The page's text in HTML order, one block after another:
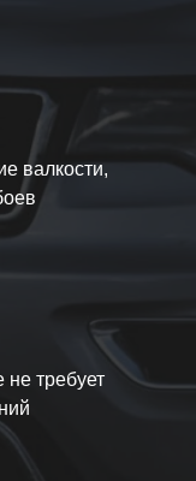
валкости,
требует